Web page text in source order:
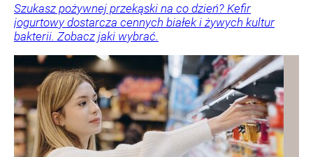
Szukasz pożywnej przekąski na co dzień? Kefir
jogurtowy dostarcza cennych białek i żywych kultur
bakterii. Zobacz jaki wybrać.